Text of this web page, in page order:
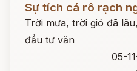
Sự tích cá rô rạch
Trời mưa, trời gió đã
đầu tư văn
05-